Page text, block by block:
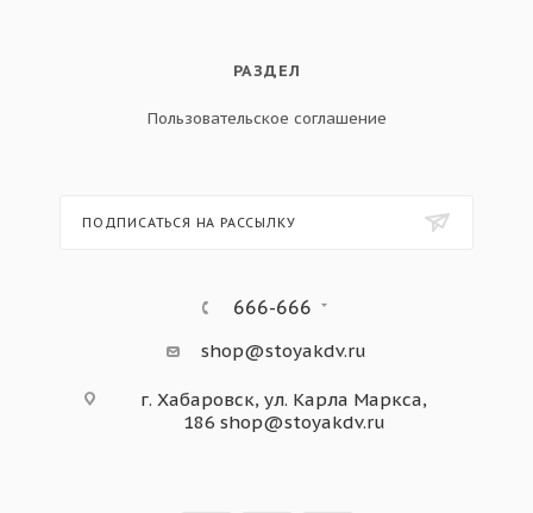
РАЗДЕЛ
Пользовательское соглашение
ПОДПИСАТЬСЯ НА РАССЫЛКУ
666-666
shop@stoyakdv.ru
г. Хабаровск, ул. Карла Маркса,
186 shop@stoyakdv.ru